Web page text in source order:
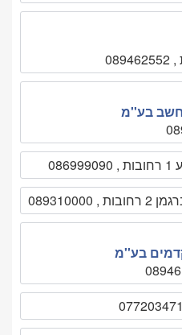
בע''מ
בע''מ